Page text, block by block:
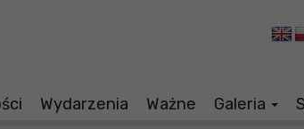
Wydarzenia Ważne Galeria